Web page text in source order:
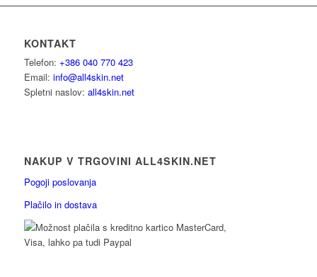
KONTAKT
Telefon: +386 040 770 423
Email: info@all4skin.net
Spletni naslov: all4skin.net
NAKUP V TRGOVINI ALL4SKIN.NET
Pogoji poslovanja
Plačilo in dostava